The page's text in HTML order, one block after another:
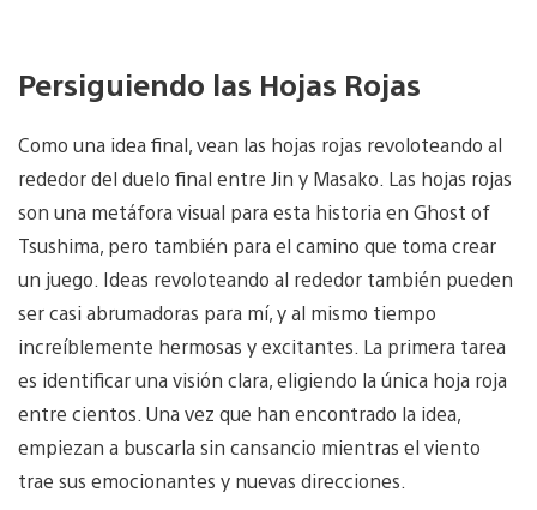
Persiguiendo las Hojas Rojas
Como una idea final, vean las hojas rojas revoloteando al
rededor del duelo final entre Jin y Masako. Las hojas rojas
son una metáfora visual para esta historia en Ghost of
Tsushima, pero también para el camino que toma crear
un juego. Ideas revoloteando al rededor también pueden
ser casi abrumadoras para mí, y al mismo tiempo
increíblemente hermosas y excitantes. La primera tarea
es identificar una visión clara, eligiendo la única hoja roja
entre cientos. Una vez que han encontrado la idea,
empiezan a buscarla sin cansancio mientras el viento
trae sus emocionantes y nuevas direcciones.